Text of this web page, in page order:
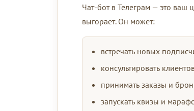
Чат-бот в Телеграм — это ваш
выгорает. Он может:
встречать новых
консультировать
принимать заказы и
запускать квизы и